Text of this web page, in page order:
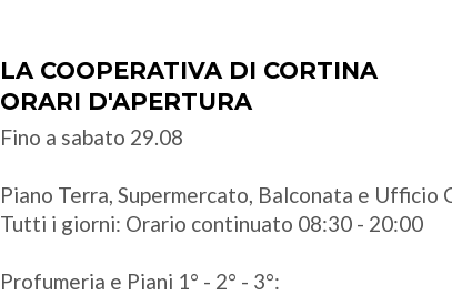
LA COOPERATIVA DI CORTINA
ORARI D'APERTURA
Fino a sabato 29.08
Piano Terra, Supermercato, Balconata e Ufficio
Tutti i giorni: Orario continuato 08:30 - 20:00
Profumeria e Piani 1° - 2° - 3°: